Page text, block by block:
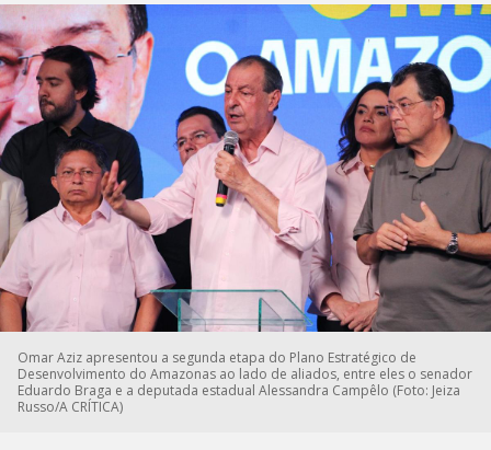
Omar Aziz apresentou a segunda etapa do Plano Estratégico de
Desenvolvimento do Amazonas ao lado de aliados, entre eles o senador
Eduardo Braga e a deputada estadual Alessandra Campêlo (Foto: Jeiza
Russo/A CRÍTICA)